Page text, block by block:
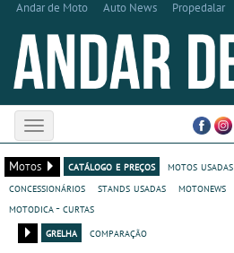
Andar de Moto Auto News Propedalar
Toggle
navigation
Motos
catálogo e preços motos usadas
concessionários
stands usadas motonews
motodica - curtas
grelha
comparação